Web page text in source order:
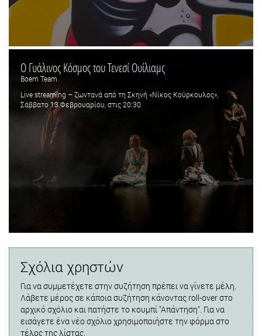
O Γυάλινος Κόσμος του Τενεσί Ουίλιαμς
Boem Team
Live streaming – ζωντανά από τη Σκηνή «Νίκος Κούρκουλος»,
Σάββατο 13 Φεβρουαρίου, στις 20:30
Σχόλια χρηστών
Για να συμμετέχετε στην συζήτηση πρέπει να γίνετε μέλη.
Λάβετε μέρος σε κάποια συζήτηση κάνοντας roll-over στο
αρχικό σχόλιο και πατήστε το κουμπί "Απάντηση". Για να
εισάγετε ένα νέο σχόλιο χρησιμοποιήστε την φόρμα στο
τέλος της λίστας.